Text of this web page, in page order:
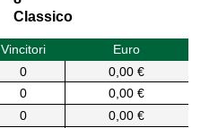
Classico
Vincitori
Euro
0
0,00 €
0
0,00 €
0
0,00 €